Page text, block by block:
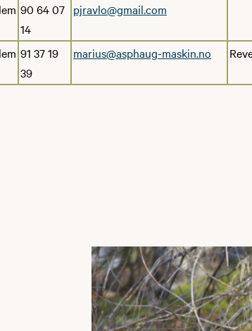
90 64 07
14
pjravlo@gmail.com
91 37 19
39
marius@asphaug-maskin.no